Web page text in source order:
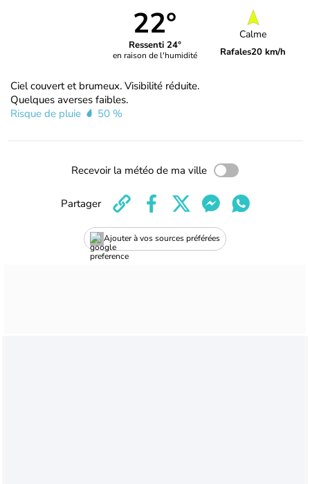
22°
Ressenti 24°
en raison de l'humidité
Calme
Rafales20 km/h
Ciel couvert et brumeux. Visibilité réduite.
Quelques averses faibles.
Risque de pluie
50 %
Recevoir la météo de ma ville
Ajouter à vos sources préférées
Partager